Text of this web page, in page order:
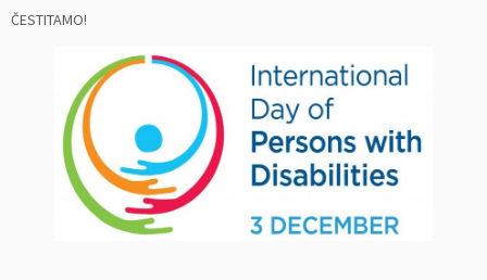
ČESTITAMO!